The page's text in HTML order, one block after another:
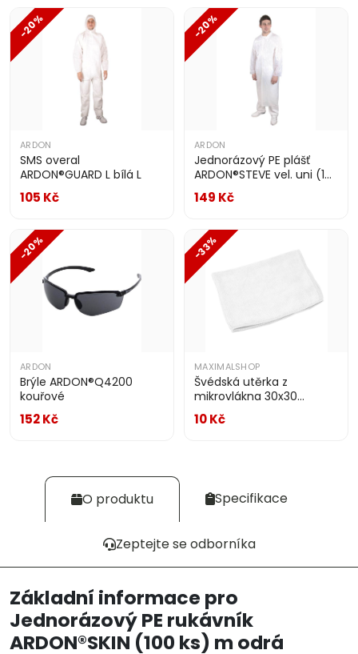
-20%
ARDON
SMS overal
ARDON®GUARD L bílá L
105 Kč
-20%
ARDON
Jednorázový PE plášť
ARDON®STEVE vel. uni (10
149 Kč
-20%
ARDON
Brýle ARDON®Q4200
kouřové
152 Kč
-33%
MAXIMALSHOP
Švédská utěrka z
mikrovlákna 30x30
DYKENO
10 Kč
O produktu Specifikace
Zeptejte se odborníka
Základní informace pro
Jednorázový PE rukávník
ARDON®SKIN (100 ks) m odrá